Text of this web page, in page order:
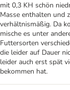
mit 0,3 KH schön
Masse enthalten und
verhältnismäßig. Da
mische es unter
Futtersorten
die leider auf Dauer
leider auch erst spät
bekommen hat.